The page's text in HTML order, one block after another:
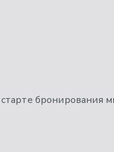
бронирования